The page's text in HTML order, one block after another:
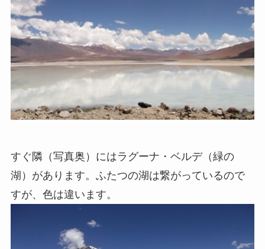
すぐ隣（写真奥）にはラグーナ・ベルデ（緑の
湖）があります。ふたつの湖は繋がっているので
すが、色は違います。